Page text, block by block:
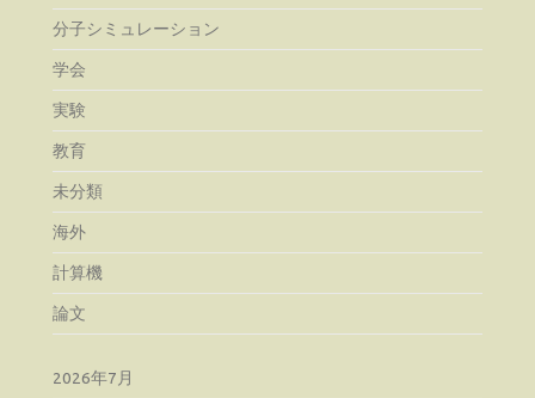
分子シミュレーション
学会
実験
教育
未分類
海外
計算機
論文
2026年7月